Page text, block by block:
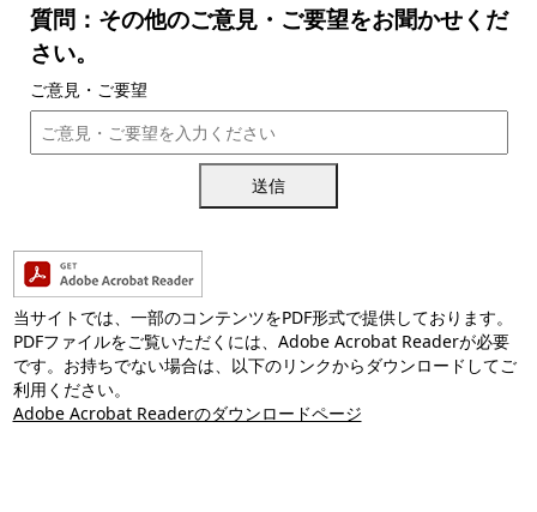
質問：その他のご意見・ご要望をお聞かせくだ
さい。
ご意見・ご要望
送信
当サイトでは、一部のコンテンツをPDF形式で提供しております。
PDFファイルをご覧いただくには、Adobe Acrobat Readerが必要
です。お持ちでない場合は、以下のリンクからダウンロードしてご
利用ください。
Adobe Acrobat Readerのダウンロードページ